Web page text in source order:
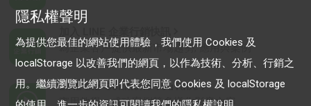
為企業客戶提供最新市場趨勢, 應用與案例
LINE Biz-Solutions YouTube
實用教學、成功案例等多樣化影音內容
隱私權聲明
為提供您最佳的網站使用體驗，我們使用 Cookies 及
localStorage 以改善我們的網頁，以作為技術、分析、行銷之
用。繼續瀏覽此網頁即代表您同意 Cookies 及 localStorage